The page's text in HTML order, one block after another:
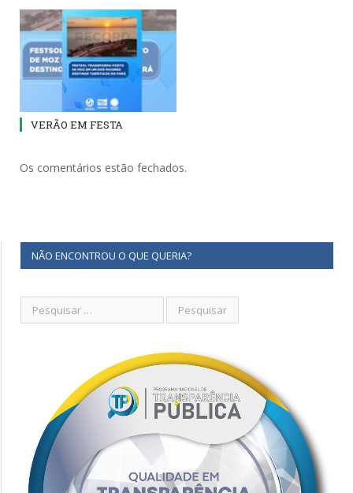
VERÃO EM FESTA
Os comentários estão fechados.
NÃO ENCONTROU O QUE QUERIA?